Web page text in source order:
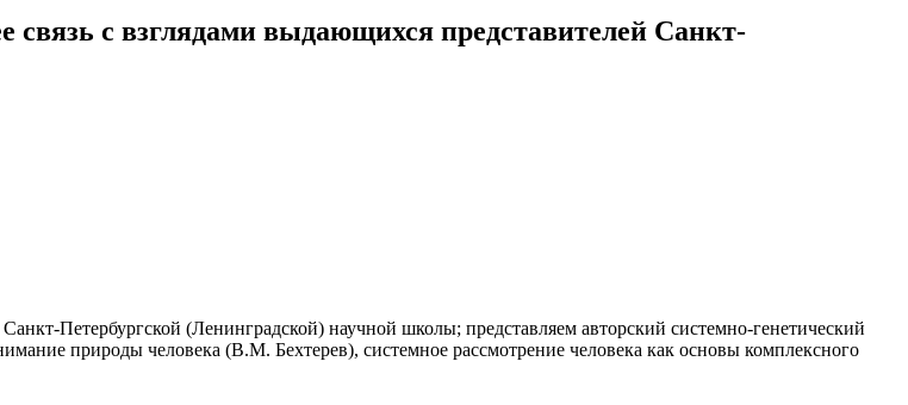
связь с взглядами выдающихся представителей Санкт-
Петербургской (Ленинградской) научной школы; представляем авторский системно-генетический
природы человека (В.М. Бехтерев), системное рассмотрение человека как основы комплексного